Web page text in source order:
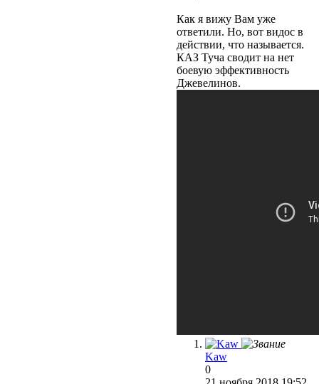
Как я вижу Вам уже
ответили. Но, вот видос в
действии, что называется.
КАЗ Туча сводит на нет
боевую эффективность
Джевелинов.
Kaw
0